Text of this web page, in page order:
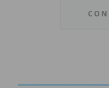
crocante de limão